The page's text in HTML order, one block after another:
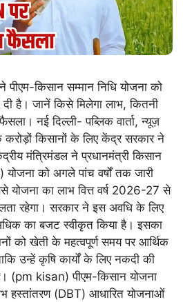
किसान सम्मान निधि योजना को
है। जानें किसे मिलेगा लाभ, कितनी
नई दिल्ली- पब्लिक वार्ता, न्यूज़
किसानों के लिए केंद्र सरकार ने
मंत्रिमंडल ने प्रधानमंत्री किसान
को अगले पांच वर्षों तक जारी
योजना का लाभ वित्त वर्ष 2026-27 से
रहेगा। सरकार ने इस अवधि के लिए
का बजट स्वीकृत किया है। इसका
को खेती के महत्वपूर्ण समय पर आर्थिक
उन्हें कृषि कार्यों के लिए नकदी की
(pm kisan) पीएम-किसान योजना
हस्तांतरण (DBT) आधारित योजनाओं